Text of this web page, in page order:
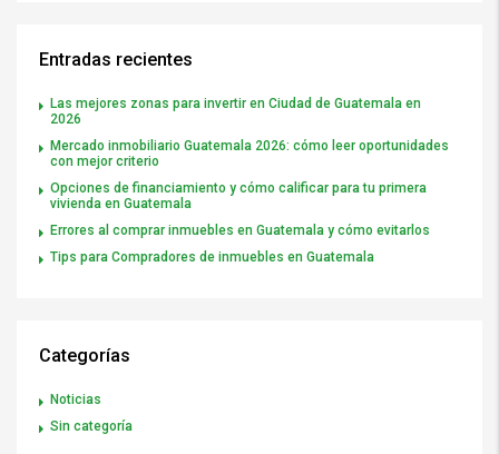
Entradas recientes
Las mejores zonas para invertir en Ciudad de Guatemala en
2026
Mercado inmobiliario Guatemala 2026: cómo leer oportunidades
con mejor criterio
Opciones de financiamiento y cómo calificar para tu primera
vivienda en Guatemala
Errores al comprar inmuebles en Guatemala y cómo evitarlos
Tips para Compradores de inmuebles en Guatemala
Categorías
Noticias
Sin categoría